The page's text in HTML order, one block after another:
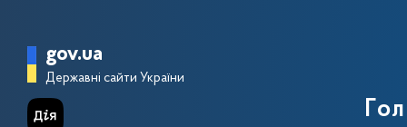
Головна сторінка Державної
gov.ua
Державні сайти України